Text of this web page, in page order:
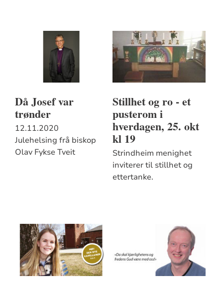
Då Josef var
trønder
12.11.2020
Julehelsing frå biskop
Olav Fykse Tveit
Stillhet og ro - et
pusterom i
hverdagen, 25. okt
kl 19
Strindheim menighet
inviterer til stillhet og
ettertanke.